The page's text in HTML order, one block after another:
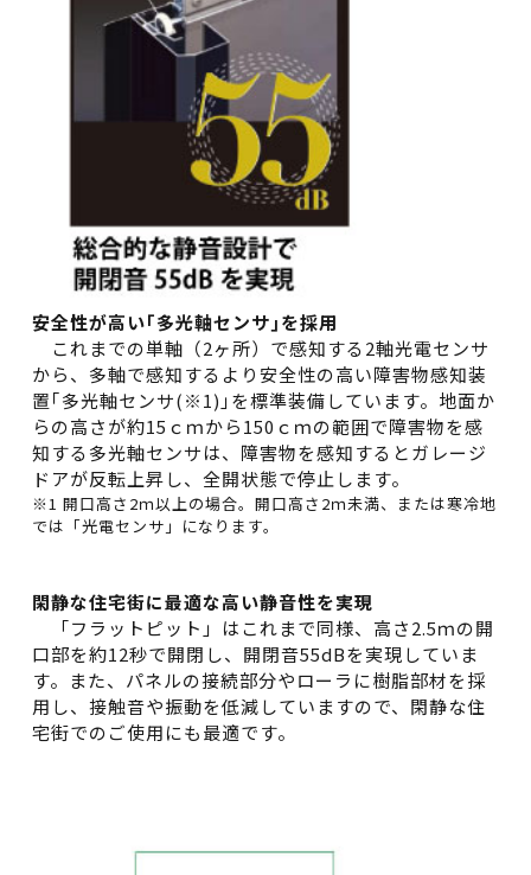
安全性が高い｢多光軸センサ｣を採用
これまでの単軸（2ヶ所）で感知する2軸光電センサ
から、多軸で感知するより安全性の高い障害物感知装
置｢多光軸センサ(※1)｣を標準装備しています。地面か
らの高さが約15ｃｍから150ｃｍの範囲で障害物を感
知する多光軸センサは、障害物を感知するとガレージ
ドアが反転上昇し、全開状態で停止します。
※1 開口高さ2ｍ以上の場合。開口高さ2ｍ未満、または寒冷地
では「光電センサ」になります。
閑静な住宅街に最適な高い静音性を実現
「フラットピット」はこれまで同様、高さ2.5ｍの開
口部を約12秒で開閉し、開閉音55dBを実現していま
す。また、パネルの接続部分やローラに樹脂部材を採
用し、接触音や振動を低減していますので、閑静な住
宅街でのご使用にも最適です。